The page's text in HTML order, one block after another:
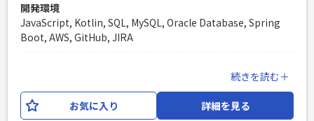
開発環境
JavaScript, Kotlin, SQL, MySQL, Oracle Database, Spring
Boot, AWS, GitHub, JIRA
輸配送システムをOracle CloudからAWSへの移行をするにあ
たり、開発サブリーダーをご担当いただきます。 業務内容と
しては、実装・レビュー・他開発メンバーの進捗管理・報告
続きを読む＋
お気に入り 詳細を見る